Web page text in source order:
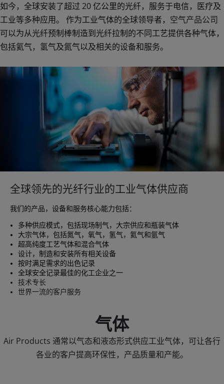
如今，全球安装了超过 20 亿公里的光纤，服务于电信，医疗及
工业等多种应用。 作为工业气体的全球领导者， 空气产品公司
可以为从光纤预制棒制造到光纤拉制的不同工艺提供各种气体，
包括氦气，氢气及氮气以及相关的设备和服务。
全球领先的光纤行业的工业气体供应商
我们的产品，设备和服务核心能力包括：
多种供应模式，包括现场制气，大宗供应和瓶装气体
大宗气体，包括氮气，氧气，氢气，氦气和氩气
超高纯度工艺气体和混合气体
设计，制造和安装所有相关设备
按时满足需求的出色记录
全球安全记录最佳的化工企业之一
技术专长
世界一流的客户服务
气体
Air Products 通常以气态和液态形式供应工业气体，可让各行
各业的客户提高环保性，产品质量和产能。